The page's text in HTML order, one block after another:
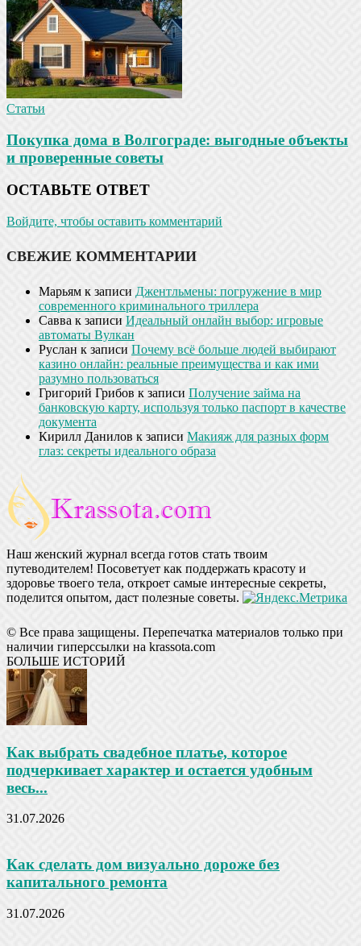
Статьи
Покупка дома в Волгограде: выгодные объекты
и проверенные советы
ОСТАВЬТЕ ОТВЕТ
Войдите, чтобы оставить комментарий
СВЕЖИЕ КОММЕНТАРИИ
Марьям к записи Джентльмены: погружение в мир
современного криминального триллера
Савва к записи Идеальный онлайн выбор: игровые
автоматы Вулкан
Руслан к записи Почему всё больше людей выбирают
казино онлайн: реальные преимущества и как ими
разумно пользоваться
Григорий Грибов к записи Получение займа на
банковскую карту, используя только паспорт в качестве
документа
Кирилл Данилов к записи Макияж для разных форм
глаз: секреты идеального образа
Наш женский журнал всегда готов стать твоим
путеводителем! Посоветует как поддержать красоту и
здоровье твоего тела, откроет самые интересные секреты,
поделится опытом, даст полезные советы.
© Все права защищены. Перепечатка материалов только при
наличии гиперссылки на krassota.com
БОЛЬШЕ ИСТОРИЙ
Как выбрать свадебное платье, которое
подчеркивает характер и остается удобным
весь...
31.07.2026
Как сделать дом визуально дороже без
капитального ремонта
31.07.2026